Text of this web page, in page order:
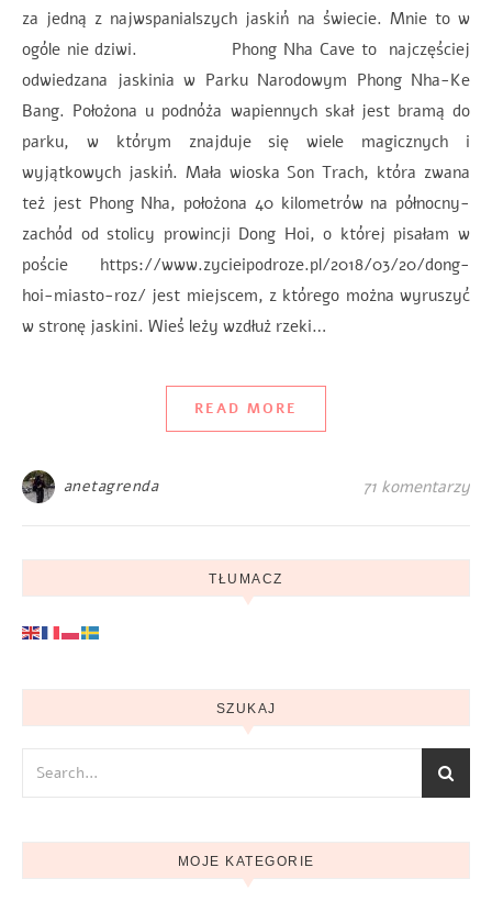
za jedną z najwspanialszych jaskiń na świecie. Mnie to w
ogóle nie dziwi. Phong Nha Cave to najczęściej
odwiedzana jaskinia w Parku Narodowym Phong Nha-Ke
Bang. Położona u podnóża wapiennych skał jest bramą do
parku, w którym znajduje się wiele magicznych i
wyjątkowych jaskiń. Mała wioska Son Trach, która zwana
też jest Phong Nha, położona 40 kilometrów na północny-
zachód od stolicy prowincji Dong Hoi, o której pisałam w
poście https://www.zycieipodroze.pl/2018/03/20/dong-
hoi-miasto-roz/ jest miejscem, z którego można wyruszyć
w stronę jaskini. Wieś leży wzdłuż rzeki…
READ MORE
anetagrenda 71 komentarzy
TŁUMACZ
SZUKAJ
MOJE KATEGORIE